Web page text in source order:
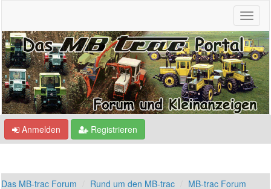
Anmelden Registrieren
Das MB-trac Forum Rund um den MB-trac MB-trac Forum